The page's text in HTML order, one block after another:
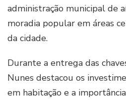
administração municipal de
moradia popular em áreas
da cidade.
Durante a entrega das
Nunes destacou os
em habitação e a